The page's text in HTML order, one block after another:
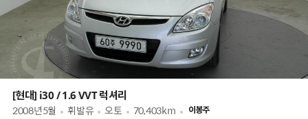
[현대] i30 / 1.6 VVT 럭셔리
2008년5월 휘발유 오토 70,403km 이봉주